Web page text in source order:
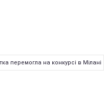
перемогла на конкурсі в Мілані